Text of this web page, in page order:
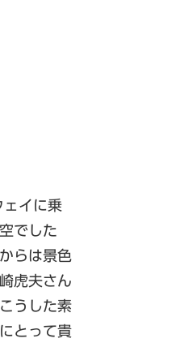
イに乗
でした
らは景色
虎夫さん
うした素
とって貴